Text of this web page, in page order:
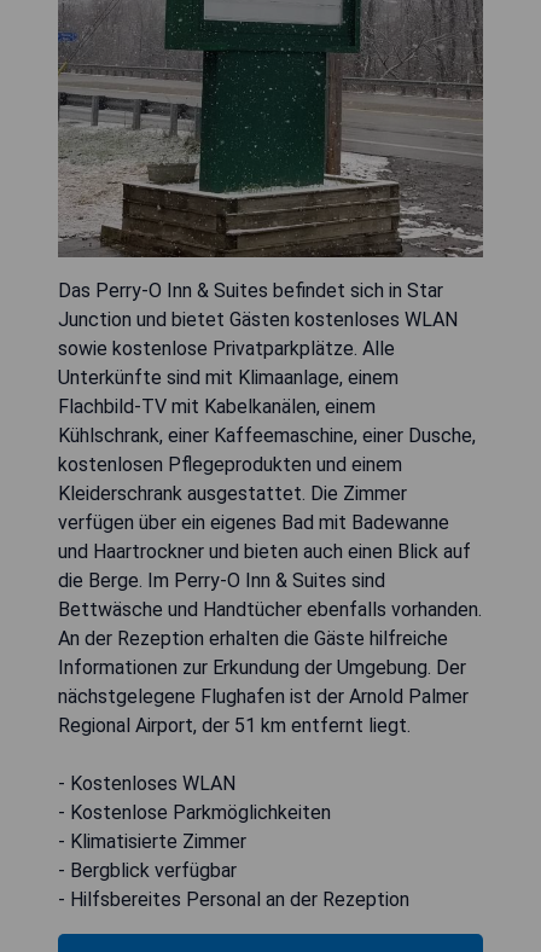
Das Perry-O Inn & Suites befindet sich in Star
Junction und bietet Gästen kostenloses WLAN
sowie kostenlose Privatparkplätze. Alle
Unterkünfte sind mit Klimaanlage, einem
Flachbild-TV mit Kabelkanälen, einem
Kühlschrank, einer Kaffeemaschine, einer Dusche,
kostenlosen Pflegeprodukten und einem
Kleiderschrank ausgestattet. Die Zimmer
verfügen über ein eigenes Bad mit Badewanne
und Haartrockner und bieten auch einen Blick auf
die Berge. Im Perry-O Inn & Suites sind
Bettwäsche und Handtücher ebenfalls vorhanden.
An der Rezeption erhalten die Gäste hilfreiche
Informationen zur Erkundung der Umgebung. Der
nächstgelegene Flughafen ist der Arnold Palmer
Regional Airport, der 51 km entfernt liegt.
- Kostenloses WLAN
- Kostenlose Parkmöglichkeiten
- Klimatisierte Zimmer
- Bergblick verfügbar
- Hilfsbereites Personal an der Rezeption